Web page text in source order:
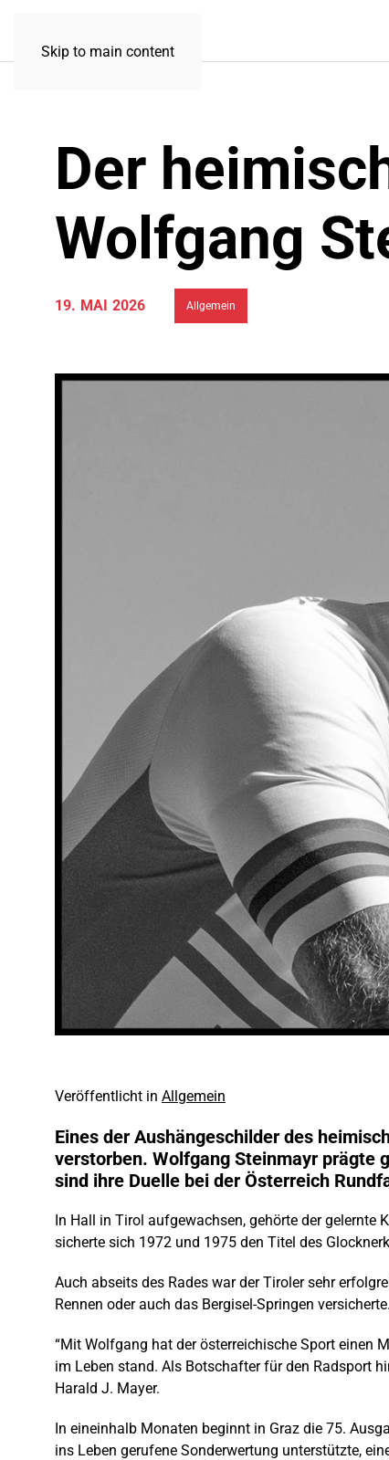
Skip to main content
Der
Wolfgang
19. MAI 2026 Allgemein
Veröffentlicht in Allgemein
Eines der Aushängeschilder des
verstorben. Wolfgang Steinmayr prägte
sind ihre Duelle bei der Österreich
In Hall in Tirol aufgewachsen, gehörte der gelernte
sicherte sich 1972 und 1975 den Titel des
Auch abseits des Rades war der Tiroler sehr
Rennen oder auch das Bergisel-Springen
“Mit Wolfgang hat der österreichische Sport einen
im Leben stand. Als Botschafter für den Radsport
Harald J. Mayer.
In eineinhalb Monaten beginnt in Graz die 75.
ins Leben gerufene Sonderwertung unterstützte,